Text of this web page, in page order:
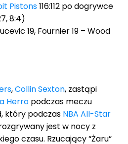
Pistons116:112 po dogrywce
8:4)
19, Fournier 19 – Wood
,Collin Sexton, zastąpi
Herro podczas meczu
który podczas NBA All-Star
jest w nocy z
czasu. Rzucający “Żaru”